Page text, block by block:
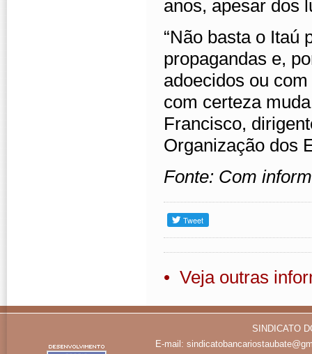
anos, apesar dos
“Não basta o Itaú
propagandas e,
adoecidos ou
com certeza
Francisco,
Organização dos
Fonte: Com
• Veja outras
SINDICATO
E-mail: